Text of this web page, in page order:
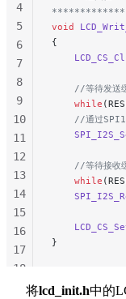
void
{
//等待发送
    while
//通过SPI1
//等待接收
    while
}
4
5
6
7
8
9
10
11
12
13
14
15
16
17
18
将lcd_init.h中的